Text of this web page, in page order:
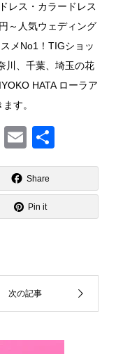
レス・カラードレス
～人気ウェディング
メNo1！TIGショッ
川、千葉、埼玉の花
HATA ローラア
す。
F
a
c
e
b
o
k
E
m
ail
有
Share
Pin it